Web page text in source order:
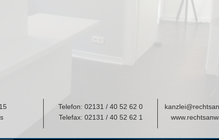
Telefon: 02131 / 40 52 62 0
Telefax: 02131 / 40 52 62 1